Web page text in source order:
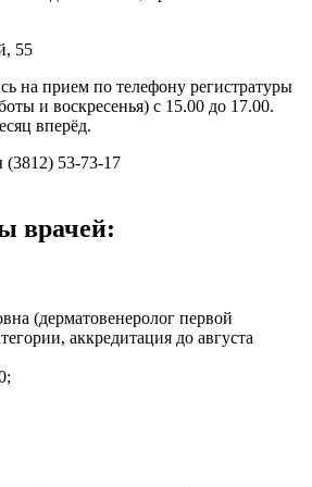
55
на прием по телефону регистратуры
и воскресенья) с 15.00 до 17.00.
вперёд.
(3812) 53-73-17
врачей:
(дерматовенеролог первой
аккредитация до августа